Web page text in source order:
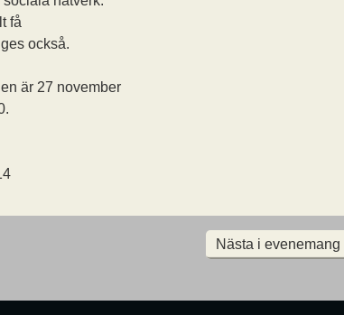
få
också.
är 27 november
Nästa i evenemang